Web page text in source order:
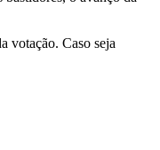
votação. Caso seja